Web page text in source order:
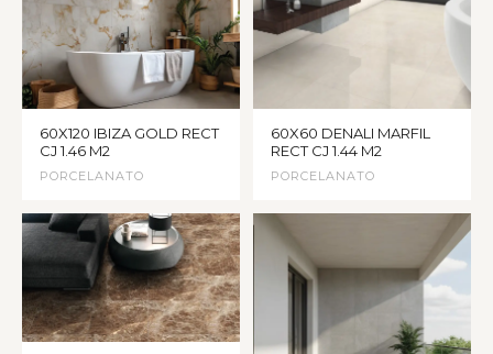
60X120 IBIZA GOLD RECT
CJ 1.46 M2
PORCELANATO
60X60 DENALI MARFIL
RECT CJ 1.44 M2
PORCELANATO